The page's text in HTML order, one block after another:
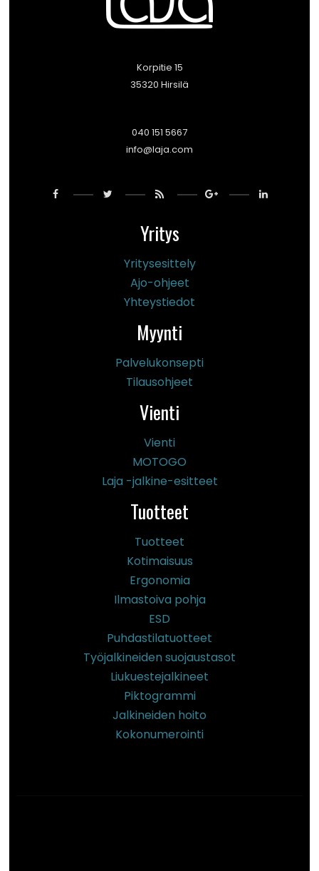
Korpitie 15
35320 Hirsilä
040 151 5667
info@laja.com
Yritys
Yritysesittely
Ajo-ohjeet
Yhteystiedot
Myynti
Palvelukonsepti
Tilausohjeet
Vienti
Vienti
MOTOGO
Laja -jalkine-esitteet
Tuotteet
Tuotteet
Kotimaisuus
Ergonomia
Ilmastoiva pohja
ESD
Puhdastilatuotteet
Työjalkineiden suojaustasot
Liukuestejalkineet
Piktogrammi
Jalkineiden hoito
Kokonumerointi